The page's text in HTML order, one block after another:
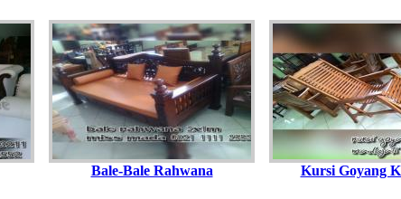
Bale-Bale Rahwana Kursi Goyang